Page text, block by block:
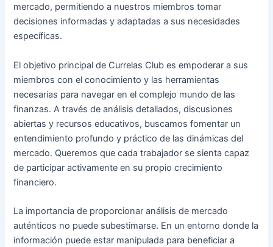
mercado, permitiendo a nuestros miembros tomar
decisiones informadas y adaptadas a sus necesidades
específicas.
El objetivo principal de Currelas Club es empoderar a sus
miembros con el conocimiento y las herramientas
necesarias para navegar en el complejo mundo de las
finanzas. A través de análisis detallados, discusiones
abiertas y recursos educativos, buscamos fomentar un
entendimiento profundo y práctico de las dinámicas del
mercado. Queremos que cada trabajador se sienta capaz
de participar activamente en su propio crecimiento
financiero.
La importancia de proporcionar análisis de mercado
auténticos no puede subestimarse. En un entorno donde la
información puede estar manipulada para beneficiar a